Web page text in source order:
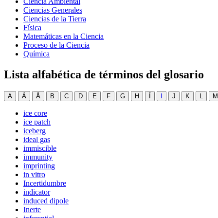
Ciencias Generales
Ciencias de la Tierra
Física
Matemáticas en la Ciencia
Proceso de la Ciencia
Química
Lista alfabética de términos del glosario
A Á Å B C D E F G H J K M
ice core
ice patch
iceberg
ideal gas
immiscible
immunity
imprinting
in vitro
Incertidumbre
indicator
induced dipole
Inerte